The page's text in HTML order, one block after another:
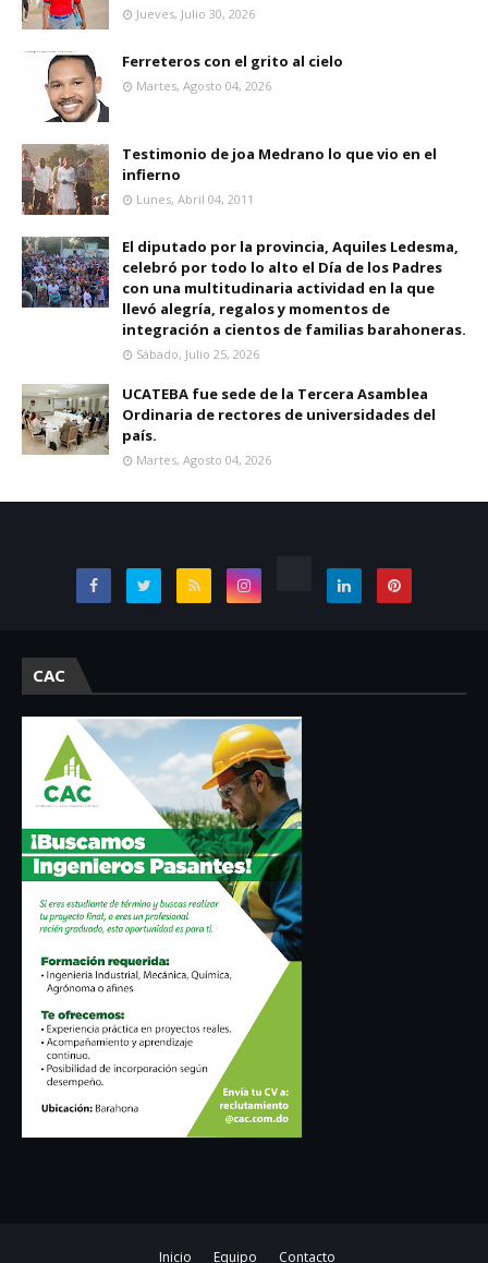
Jueves, Julio 30, 2026
Ferreteros con el grito al cielo
Martes, Agosto 04, 2026
Testimonio de joa Medrano lo que vio en el
infierno
Lunes, Abril 04, 2011
El diputado por la provincia, Aquiles Ledesma,
celebró por todo lo alto el Día de los Padres
con una multitudinaria actividad en la que
llevó alegría, regalos y momentos de
integración a cientos de familias barahoneras.
Sábado, Julio 25, 2026
UCATEBA fue sede de la Tercera Asamblea
Ordinaria de rectores de universidades del
país.
Martes, Agosto 04, 2026
CAC
Inicio Equipo Contacto